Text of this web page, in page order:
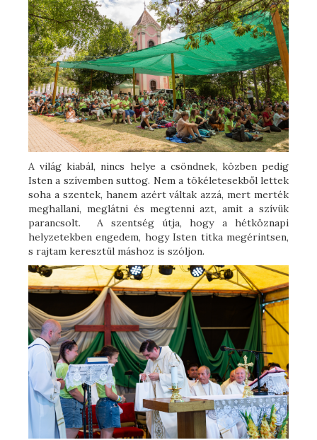
A világ kiabál, nincs helye a csöndnek, közben pedig
Isten a szívemben suttog. Nem a tökéletesekből lettek
soha a szentek, hanem azért váltak azzá, mert merték
meghallani, meglátni és megtenni azt, amit a szívük
parancsolt. A szentség útja, hogy a hétköznapi
helyzetekben engedem, hogy Isten titka megérintsen,
s rajtam keresztül máshoz is szóljon.